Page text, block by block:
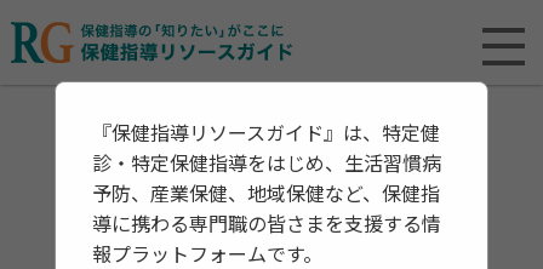
『保健指導リソースガイド』は、特定健
診・特定保健指導をはじめ、生活習慣病
予防、産業保健、地域保健など、保健指
導に携わる専門職の皆さまを支援する情
報プラットフォームです。